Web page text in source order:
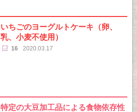
いちごのヨーグルトケーキ（卵、
乳、小麦不使用）
16 2020.03.17
特定の大豆加工品による食物依存性